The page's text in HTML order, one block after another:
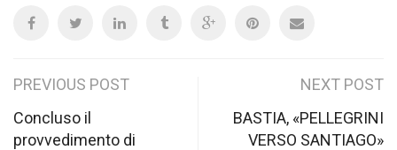
Post
navigation
PREVIOUS POST
Concluso il
provvedimento di
NEXT POST
BASTIA, «PELLEGRINI
VERSO SANTIAGO»